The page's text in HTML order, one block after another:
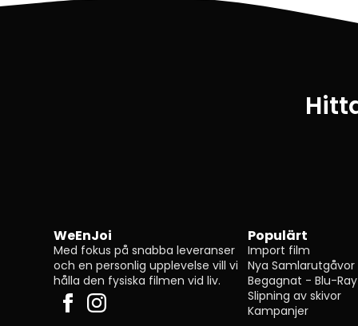
WeEnJoi
Med fokus på snabba leveranser
och en personlig upplevelse vill vi
hålla den fysiska filmen vid liv.
Populärt
Import film
Nya Samlarutgåvor
Begagnat - Blu-Ray
Slipning av skivor
Kampanjer